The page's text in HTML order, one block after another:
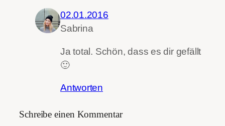
02.01.2016
Sabrina
Ja total. Schön, dass es dir gefällt
🙂
Antworten
Schreibe einen Kommentar